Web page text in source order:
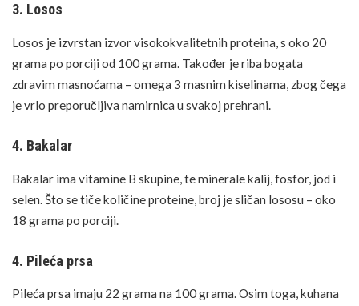
3. Losos
Losos je izvrstan izvor visokokvalitetnih proteina, s oko 20
grama po porciji od 100 grama. Također jeriba bogata
zdravim masnoćama – omega 3 masnim kiselinama, zbog čega
je vrlo preporučljiva namirnica u svakoj prehrani.
4. Bakalar
Bakalar ima vitamine B skupine, te minerale kalij, fosfor, jod i
selen. Što se tiče količine proteine, broj je sličan lososu – oko
18 grama po porciji.
4. Pileća prsa
Pileća prsa imaju 22 grama na 100 grama. Osim toga, kuhana